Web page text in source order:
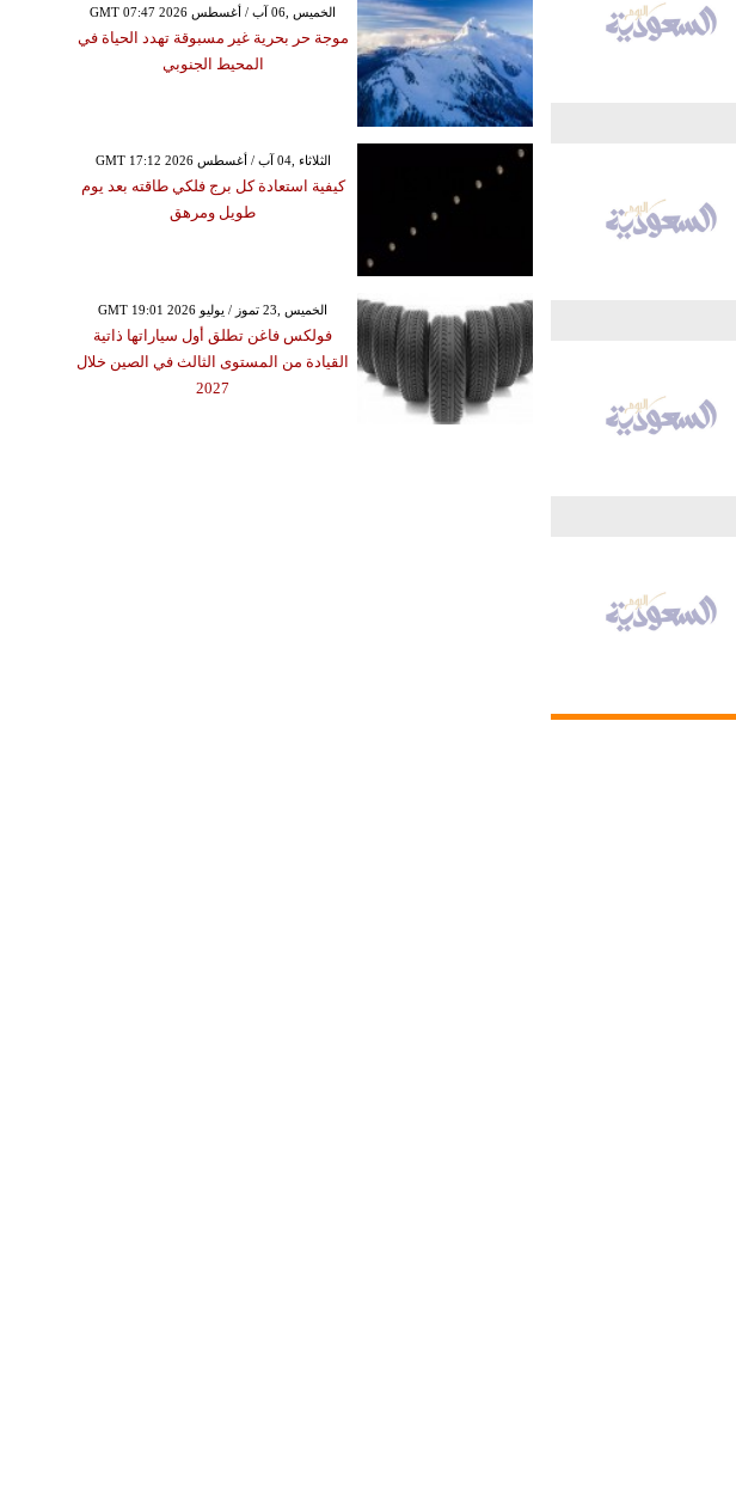
GMT 07:47 2026 الخميس ,06 آب / أغسطس
موجة حر بحرية غير مسبوقة تهدد الحياة في
المحيط الجنوبي
GMT 17:12 2026 الثلاثاء ,04 آب / أغسطس
كيفية استعادة كل برج فلكي طاقته بعد يوم
طويل ومرهق
GMT 19:01 2026 الخميس ,23 تموز / يوليو
فولكس فاغن تطلق أول سياراتها ذاتية
القيادة من المستوى الثالث في الصين خلال
2027